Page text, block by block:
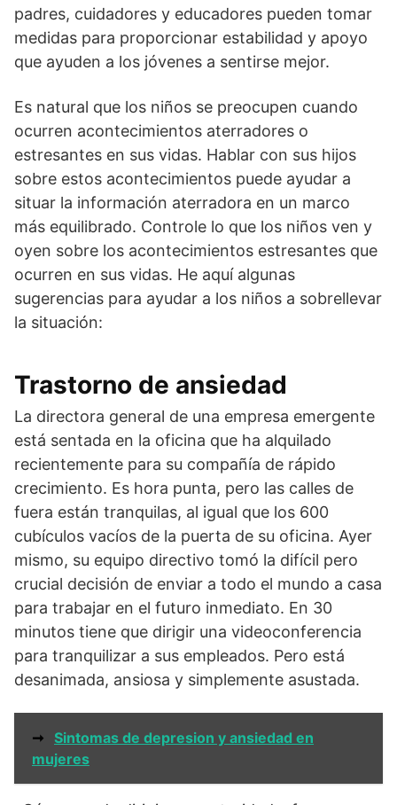
padres, cuidadores y educadores pueden tomar
medidas para proporcionar estabilidad y apoyo
que ayuden a los jóvenes a sentirse mejor.
Es natural que los niños se preocupen cuando
ocurren acontecimientos aterradores o
estresantes en sus vidas. Hablar con sus hijos
sobre estos acontecimientos puede ayudar a
situar la información aterradora en un marco
más equilibrado. Controle lo que los niños ven y
oyen sobre los acontecimientos estresantes que
ocurren en sus vidas. He aquí algunas
sugerencias para ayudar a los niños a sobrellevar
la situación:
Trastorno de ansiedad
La directora general de una empresa emergente
está sentada en la oficina que ha alquilado
recientemente para su compañía de rápido
crecimiento. Es hora punta, pero las calles de
fuera están tranquilas, al igual que los 600
cubículos vacíos de la puerta de su oficina. Ayer
mismo, su equipo directivo tomó la difícil pero
crucial decisión de enviar a todo el mundo a casa
para trabajar en el futuro inmediato. En 30
minutos tiene que dirigir una videoconferencia
para tranquilizar a sus empleados. Pero está
desanimada, ansiosa y simplemente asustada.
➞
Sintomas de depresion y ansiedad en
mujeres